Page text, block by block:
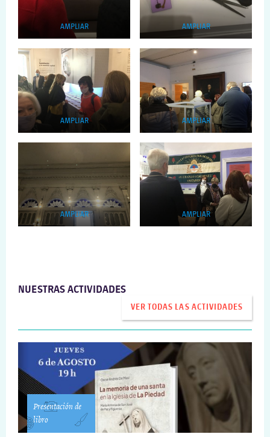
AMPLIAR AMPLIAR
AMPLIAR AMPLIAR
AMPLIAR AMPLIAR
NUESTRAS ACTIVIDADES
VER TODAS LAS ACTIVIDADES
Presentación de
libro